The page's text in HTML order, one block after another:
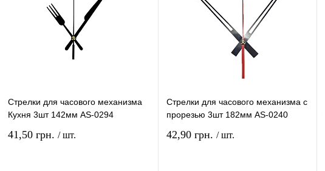
Стрелки для часового механизма
Кухня 3шт 142мм AS-0294
41,50 грн. / шт.
Стрелки для часового механизма с
прорезью 3шт 182мм AS-0240
42,90 грн. / шт.